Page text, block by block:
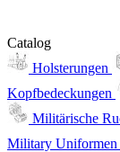
Catalog
Holsterungen
Kopfbedeckungen
Militärische
Military Uniformen